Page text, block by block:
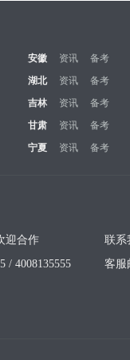
安徽 资讯 备考
湖北 资讯 备考
吉林 资讯 备考
甘肃 资讯 备考
宁夏 资讯 备考
迎合作 联系
/ 4008135555
客服